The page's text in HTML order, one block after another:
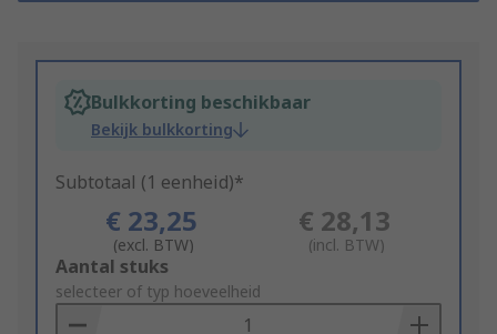
Bulkkorting beschikbaar
Bekijk bulkkorting
Subtotaal (1 eenheid)*
€ 23,25
(excl. BTW)
€ 28,13
(incl. BTW)
Add
to
Basket
Aantal stuks
selecteer of typ hoeveelheid